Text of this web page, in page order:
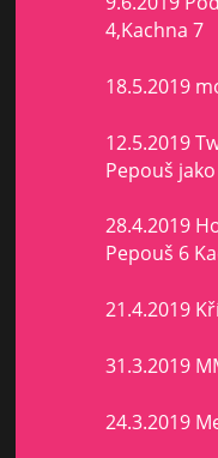
4,Kachna 7
18.5.2019
12.5.2019
Pepouš
28.4.2019
Pepouš 6
21.4.2019
31.3.2019
24.3.2019